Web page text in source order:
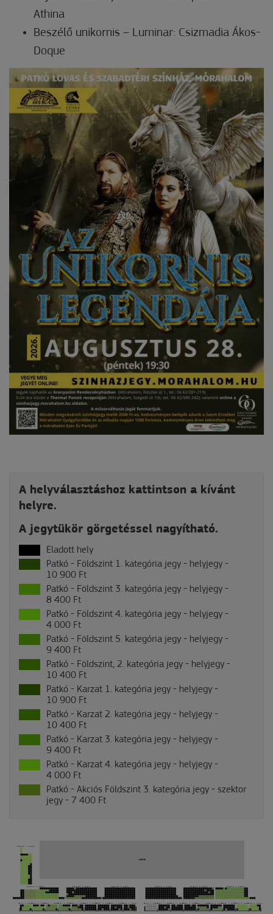
Athina
Beszélő unikornis – Luminar: Csizmadia Ákos-
Doque
A helyválasztáshoz kattintson a kívánt
helyre.
A jegytükör görgetéssel nagyítható.
Eladott hely
Patkó - Földszint 1. kategória jegy - helyjegy -
10 900 Ft
Patkó - Földszint 3. kategória jegy - helyjegy -
8 400 Ft
Patkó - Földszint 4. kategória jegy - helyjegy -
4 000 Ft
Patkó - Földszint 5. kategória jegy - helyjegy -
9 400 Ft
Patkó - Földszint, 2. kategória jegy - helyjegy -
10 400 Ft
Patkó - Karzat 1. kategória jegy - helyjegy -
10 900 Ft
Patkó - Karzat 2. kategória jegy - helyjegy -
10 400 Ft
Patkó - Karzat 3. kategória jegy - helyjegy -
9 400 Ft
Patkó - Karzat 4. kategória jegy - helyjegy -
4 000 Ft
Patkó - Akciós Földszint 3. kategória jegy - szektor
jegy - 7 400 Ft
JÁTÉKTÉR
Földszint, 1. szektor
Földszint, 2. szektor
Földszint, 3. szektor
Földszint, 4. szektor
Karzat, 9. szektorKarzat, 8. szektorKarzat, 7. szektorKarzat, 6. szektorKarzat, 5. szektorKarzat, 4. szektorKarzat, 3. szektorKarzat, 2. szektorKarzat, 1. szektor Karzat, 1. szektorKarzat, 2. szektorKarzat, 3. szektorKarzat, 4. szektorKarzat, 5. szektorKarzat, 6. szektorKarzat, 7. szektorKarzat, 8. szektorKarzat, 9. szektor
Földszint, 1. szektor Földszint, 2. szektor Földszint, 3. szektor